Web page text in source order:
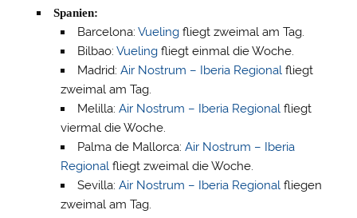
Spanien:
Barcelona:Vueling fliegt zweimal am Tag.
Bilbao:Vueling fliegt einmal die Woche.
Madrid:Air Nostrum – Iberia Regional fliegt
zweimal am Tag.
Melilla:Air Nostrum – Iberia Regional fliegt
viermal die Woche.
Palma de Mallorca:Air Nostrum – Iberia
Regionalfliegt zweimal die Woche.
Sevilla:Air Nostrum – Iberia Regional fliegen
zweimal am Tag.